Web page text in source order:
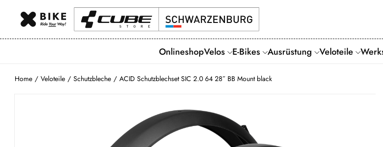
OnlineshopVelos E-Bikes Ausrüstung Veloteile
Home / Veloteile / Schutzbleche / ACID Schutzblechset SIC 2.0 64 28″ BB Mount black